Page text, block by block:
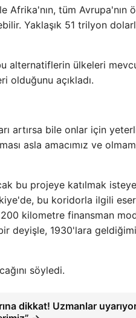
Afrika'nın, tüm Avrupa'nın
Yaklaşık 51 trilyon
alternatiflerin ülkeleri
olduğunu açıkladı.
artırsa bile onlar için
asla amacımız ve
bu projeye katılmak
bu koridorla ilgili
kilometre finansman
deyişle, 1930'lara
söyledi.
dikkat! Uzmanlar